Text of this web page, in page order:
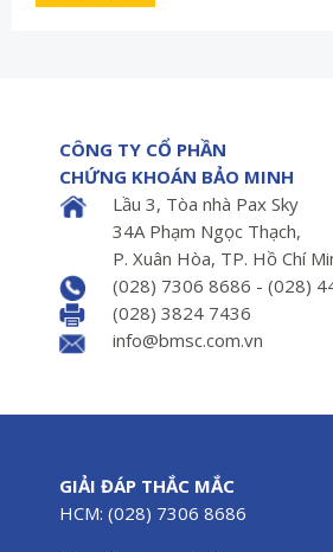
CÔNG TY CỔ PHẦN
CHỨNG KHOÁN BẢO MINH
Lầu 3, Tòa nhà Pax Sky
34A Phạm Ngọc Thạch,
P. Xuân Hòa, TP. Hồ Chí
(028) 7306 8686 - (028)
(028) 3824 7436
info@bmsc.com.vn
GIẢI ĐÁP THẮC MẮC
HCM: (028) 7306 8686